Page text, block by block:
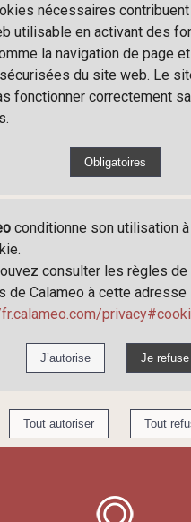
nécessaires contribuent
utilisable en activant des
la navigation de page
du site web. Le
fonctionner correctement
conditionne son utilisation
consulter les règles
de Calameo à cette adresse